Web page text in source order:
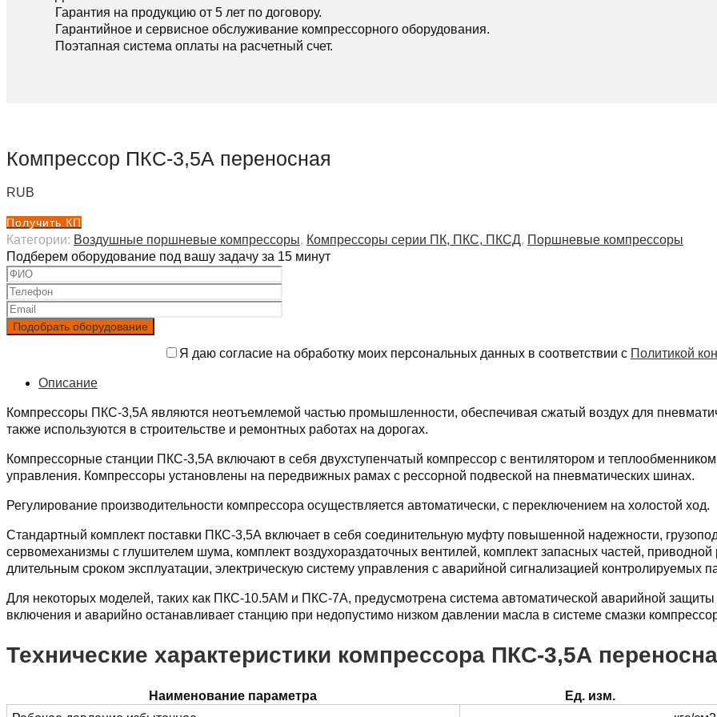
Гарантия на продукцию от 5 лет по договору.
Гарантийное и сервисное обслуживание компрессорного оборудования.
Поэтапная система оплаты на расчетный счет.
Компрессор ПКС-3,5А переносная
RUB
Получить КП
Категории: Воздушные поршневые компрессоры, Компрессоры серии ПК, ПКС, ПКСД, Поршневые компрессоры
Подберем оборудование под вашу задачу за 15 минут
Я даю согласие на обработку моих персональных данных в соответствии с Политикой
Описание
Компрессоры ПКС-3,5А являются неотъемлемой частью промышленности, обеспечивая сжатый воздух для
также используются в строительстве и ремонтных работах на дорогах.
Компрессорные станции ПКС-3,5А включают в себя двухступенчатый компрессор с вентилятором и
управления. Компрессоры установлены на передвижных рамах с рессорной подвеской на пневматических шинах.
Регулирование производительности компрессора осуществляется автоматически, с переключением на холостой ход.
Стандартный комплект поставки ПКС-3,5А включает в себя соединительную муфту повышенной надежности,
сервомеханизмы с глушителем шума, комплект воздухораздаточных вентилей, комплект запасных частей,
длительным сроком эксплуатации, электрическую систему управления с аварийной сигнализацией контролируемых
Для некоторых моделей, таких как ПКС-10.5АМ и ПКС-7А, предусмотрена система автоматической аварийной
включения и аварийно останавливает станцию при недопустимо низком давлении масла в системе смазки
Технические характеристики компрессора ПКС-3,5А
Наименование параметра Ед. изм.